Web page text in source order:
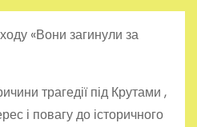
«Вони загинули за
трагедії під Крутами ,
і повагу до історичного